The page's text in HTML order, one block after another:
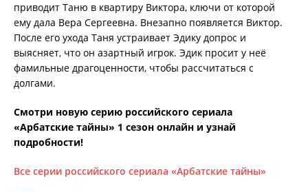
приводит Таню в квартиру Виктора, ключи от которой
ему дала Вера Сергеевна. Внезапно появляется Виктор.
После его ухода Таня устраивает Эдику допрос и
выясняет, что он азартный игрок. Эдик просит у неё
фамильные драгоценности, чтобы рассчитаться с
долгами.
Смотри новую серию российского сериала
«Арбатские тайны» 1 сезон онлайн и узнай
подробности!
Все серии российского сериала «Арбатские тайны»